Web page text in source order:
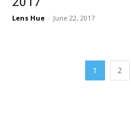
Lens Hue - June 22, 2017
1 2